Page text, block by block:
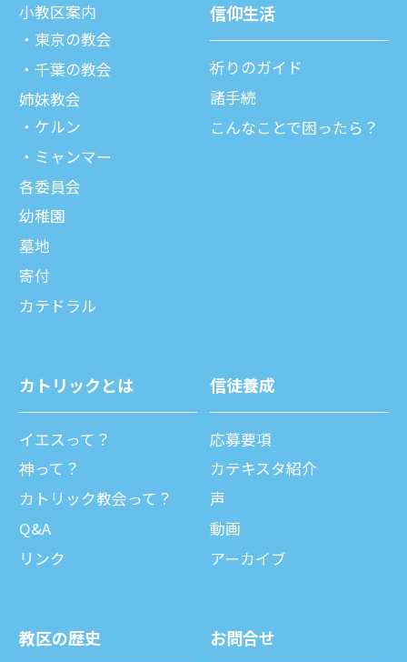
⼩教区案内
東京の教会
千葉の教会
姉妹教会
ケルン
ミャンマー
各委員会
幼稚園
墓地
寄付
カテドラル
信仰⽣活
祈りのガイド
諸⼿続
こんなことで困ったら？
カトリックとは
イエスって？
神って？
カトリック教会って？
Q&A
リンク
信徒養成
応募要項
カテキスタ紹介
声
動画
アーカイブ
教区の歴史 お問合せ